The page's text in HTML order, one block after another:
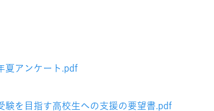
夏アンケート.pdf
を目指す高校生への支援の要望書.pdf